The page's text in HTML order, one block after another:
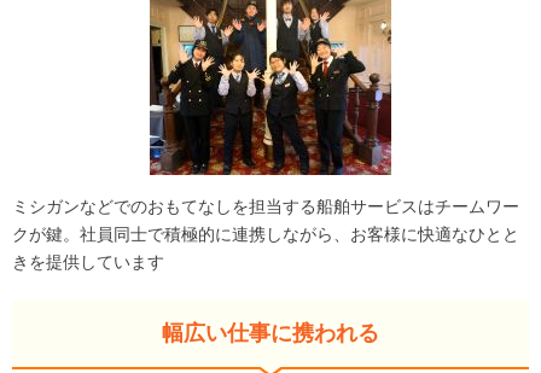
ミシガンなどでのおもてなしを担当する船舶サービスはチームワー
クが鍵。社員同士で積極的に連携しながら、お客様に快適なひとと
きを提供しています
幅広い仕事に携われる